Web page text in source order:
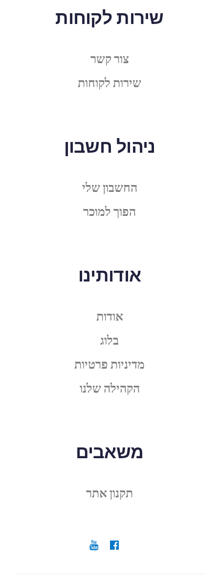
שירות לקוחות
צור קשר
שירות לקוחות
ניהול חשבון
החשבון שלי
הפוך למוכר
אודותינו
אודות
בלוג
מדיניות פרטיות
הקהילה שלנו
משאבים
תקנון אתר